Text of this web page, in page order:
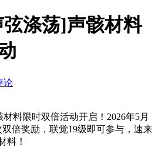
弦涤荡]声骸材料
论
材料限时双倍活动开启！2026年5月
倍奖励，联觉19级即可参与，速来
料！